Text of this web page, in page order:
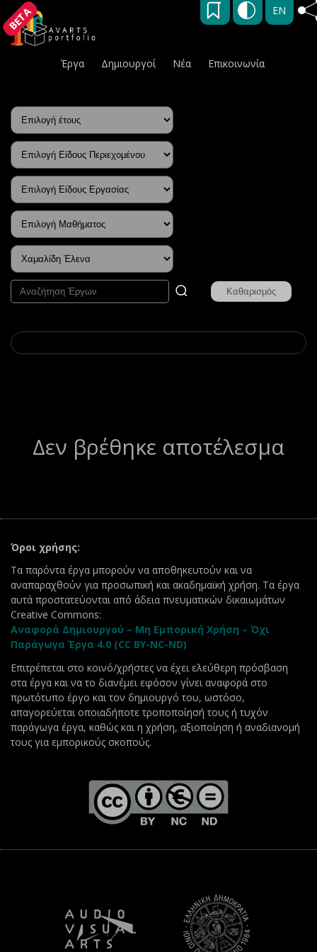
BETA EN
Έργα Δημιουργοί Νέα Επικοινωνία
Δεν βρέθηκε αποτέλεσμα
Όροι χρήσης:
Τα παρόντα έργα μπορούν να αποθηκευτούν και να
αναπαραχθούν για προσωπική και ακαδημαϊκή χρήση. Τα έργα
αυτά προστατεύονται από άδεια πνευματικών δικαιωμάτων
Creative Commons:
Αναφορά Δημιουργού – Μη Εμπορική Χρήση – Όχι
Παράγωγα Έργα 4.0 (CC BY-NC-ND)
Επιτρέπεται στο κοινό/χρήστες να έχει ελεύθερη πρόσβαση
στα έργα και να το διανέμει εφόσον γίνει αναφορά στο
πρωτότυπο έργο και τον δημιουργό του, ωστόσο,
απαγορεύεται οποιαδήποτε τροποποίησή τους ή τυχόν
παράγωγα έργα, καθώς και η χρήση, αξιοποίηση ή αναδιανομή
τους για εμπορικούς σκοπούς.